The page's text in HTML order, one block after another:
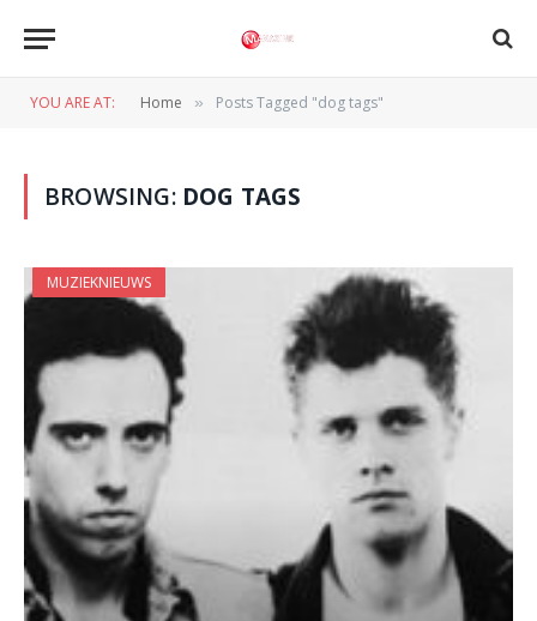
YOU ARE AT: Home » Posts Tagged "dog tags"
BROWSING: DOG TAGS
MUZIEKNIEUWS